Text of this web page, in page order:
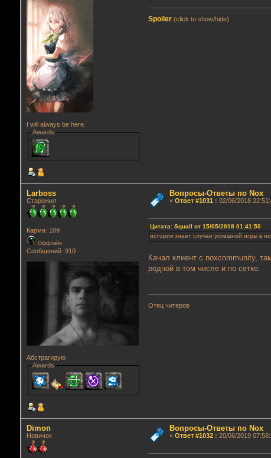
I will always be here.
Awards
Spoiler (click to show/hide)
Lаrboss
Старожил
Карма: 109
Оффлайн
Сообщений: 910
Абстрагирую
Awards
Вопросы-Ответы по Nox
« Ответ #1031 : 02/06/2018
Цитата: Squall от 15/05/2018 01:41:50
история знает случаи успешной игры в
Качал клиент с noxcommunity,
родной в том числе и по сетке.
Отец читеров
Dimon
Новичок
Вопросы-Ответы по Nox
« Ответ #1032: 20/06/2019